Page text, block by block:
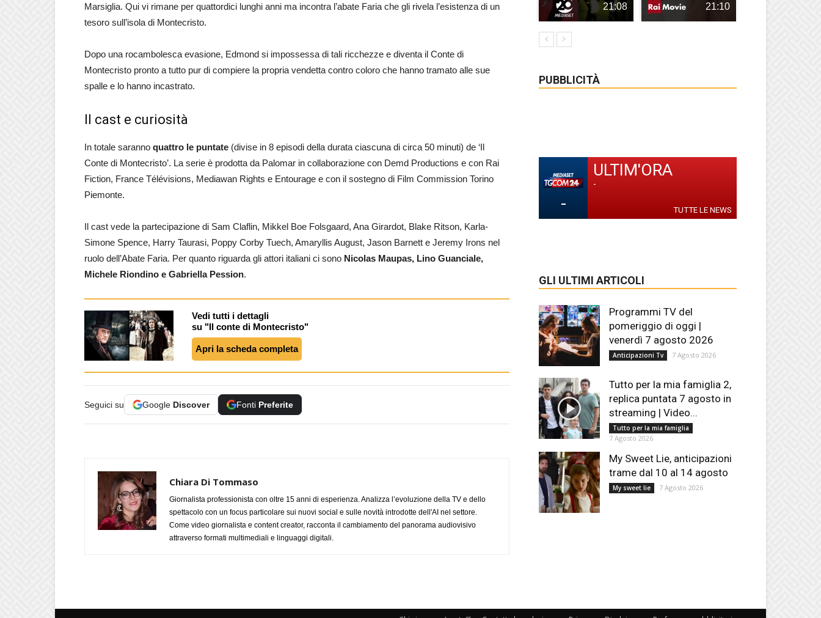
Marsiglia. Qui vi rimane per quattordici lunghi anni ma incontra l’abate Faria che gli rivela l’esistenza di un
tesoro sull’isola di Montecristo.
Dopo una rocambolesca evasione, Edmond si impossessa di tali ricchezze e diventa il Conte di
Montecristo pronto a tutto pur di compiere la propria vendetta contro coloro che hanno tramato alle sue
spalle e lo hanno incastrato.
Il cast e curiosità
In totale saranno quattro le puntate (divise in 8 episodi della durata ciascuna di circa 50 minuti) de ‘Il
Conte di Montecristo’. La serie è prodotta da Palomar in collaborazione con Demd Productions e con Rai
Fiction, France Télévisions, Mediawan Rights e Entourage e con il sostegno di Film Commission Torino
Piemonte.
Il cast vede la partecipazione di Sam Claflin, Mikkel Boe Folsgaard, Ana Girardot, Blake Ritson, Karla-
Simone Spence, Harry Taurasi, Poppy Corby Tuech, Amaryllis August, Jason Barnett e Jeremy Irons nel
ruolo dell’Abate Faria. Per quanto riguarda gli attori italiani ci sono Nicolas Maupas, Lino Guanciale,
Michele Riondino e Gabriella Pession.
Vedi tutti i dettagli
su "Il conte di Montecristo"
Apri la scheda completa
Seguici su Google Discover Fonti Preferite
Chiara Di Tommaso
Giornalista professionista con oltre 15 anni di esperienza. Analizza l’evoluzione della TV e dello
spettacolo con un focus particolare sui nuovi social e sulle novità introdotte dell'AI nel settore.
Come video giornalista e content creator, racconta il cambiamento del panorama audiovisivo
attraverso formati multimediali e linguaggi digitali.
21:08 21:10
PUBBLICITÀ
-
ULTIM'ORA
-
TUTTE LE NEWS
GLI ULTIMI ARTICOLI
Programmi TV del
pomeriggio di oggi |
venerdì 7 agosto 2026
Anticipazioni Tv 7 Agosto 2026
Tutto per la mia famiglia 2,
replica puntata 7 agosto in
streaming | Video...
Tutto per la mia famiglia
7 Agosto 2026
My Sweet Lie, anticipazioni
trame dal 10 al 14 agosto
My sweet lie 7 Agosto 2026